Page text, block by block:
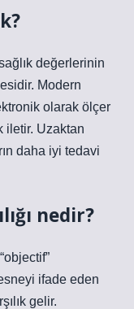
değerlerinin
Modern
olarak ölçer
iletir. Uzaktan
daha iyi tedavi
nedir?
ifade eden
gelir.